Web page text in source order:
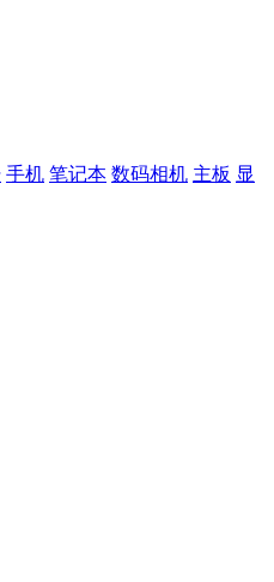
手机 笔记本 数码相机 主板 显